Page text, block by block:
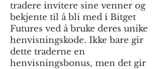
tradere invitere sine venner og
bekjente til å bli med i Bitget
Futures ved å bruke deres unike
henvisningskode. Ikke bare gir
dette traderne en
henvisningsbonus, men det gir